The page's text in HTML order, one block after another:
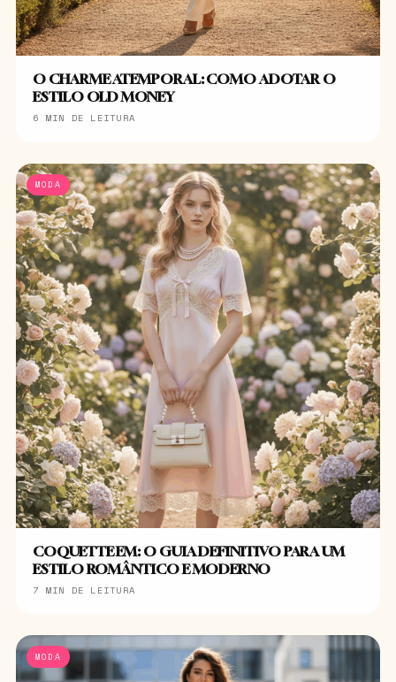
O CHARME ATEMPORAL: COMO ADOTAR O
ESTILO OLD MONEY
6 MIN DE LEITURA
MODA
COQUETTE EM: O GUIA DEFINITIVO PARA UM
ESTILO ROMÂNTICO E MODERNO
7 MIN DE LEITURA
MODA